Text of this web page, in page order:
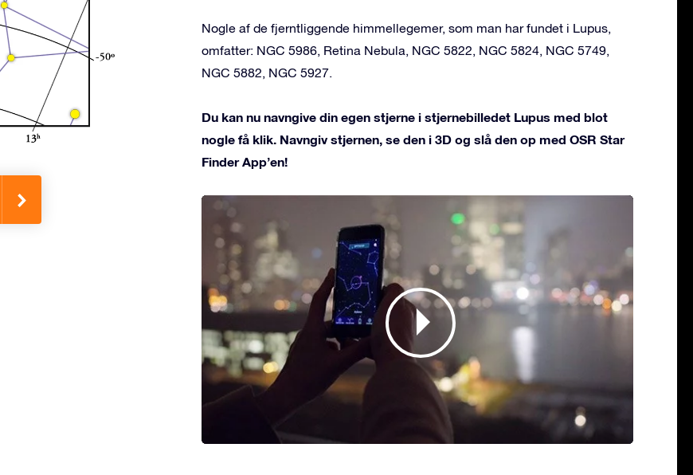
Nogle af de fjerntliggende himmellegemer, som man har fundet i Lupus,
omfatter: NGC 5986, Retina Nebula, NGC 5822, NGC 5824, NGC 5749,
NGC 5882, NGC 5927.
Du kan nu navngive din egen stjerne i stjernebilledet Lupus med blot
nogle få klik. Navngiv stjernen, se den i 3D og slå den op med OSR Star
Finder App’en!